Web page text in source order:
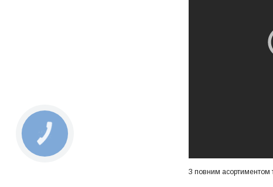
З повним асортиментом
КНОПКА
ЗВ'ЯЗКУ